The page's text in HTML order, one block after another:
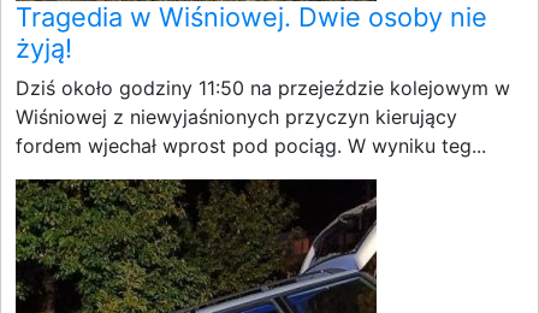
Tragedia w Wiśniowej. Dwie osoby nie
żyją!
Dziś około godziny 11:50 na przejeździe kolejowym w
Wiśniowej z niewyjaśnionych przyczyn kierujący
fordem wjechał wprost pod pociąg. W wyniku teg...